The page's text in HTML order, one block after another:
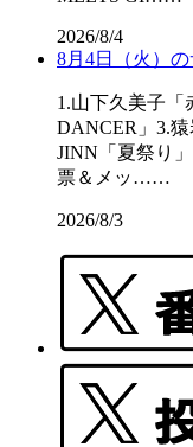
2026/8/4
8月4日（火）
1.山下久美子「
DANCER」3.
JINN「夏祭り
票＆メッ……
2026/8/3